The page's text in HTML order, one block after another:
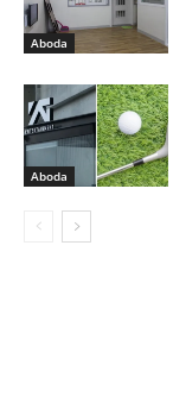
Aboda
Aboda